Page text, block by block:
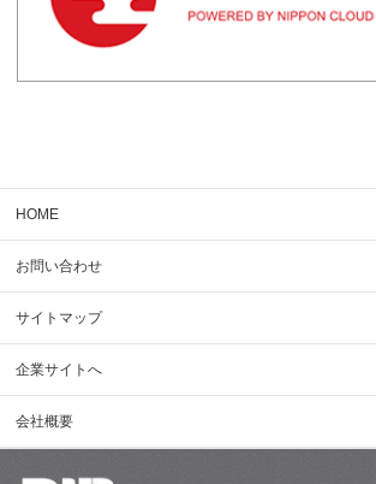
HOME
お問い合わせ
サイトマップ
企業サイトへ
会社概要